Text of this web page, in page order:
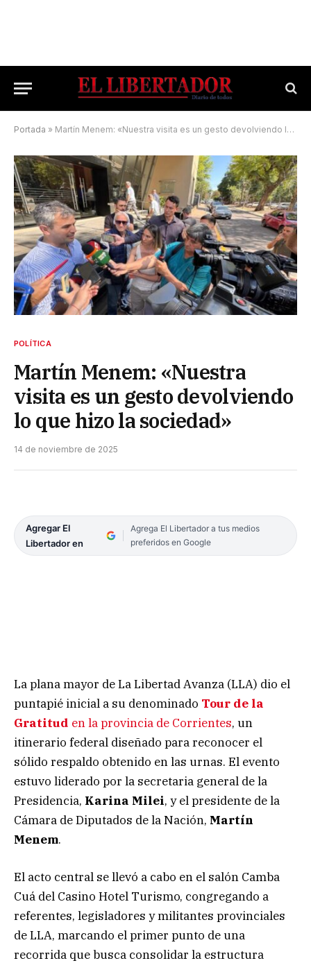
Portada » Martín Menem: «Nuestra visita es un gesto devolviendo lo que hizo la sociedad»
POLÍTICA
Martín Menem: «Nuestra
visita es un gesto devolviendo
lo que hizo la sociedad»
14 de noviembre de 2025
Agregar El
Libertador en
Agrega El Libertador a tus medios
preferidos en Google
La plana mayor de La Libertad Avanza (LLA) dio el
puntapié inicial a su denominado Tour de la
Gratitud en la provincia de Corrientes, un
itinerario federal diseñado para reconocer el
sólido respaldo obtenido en las urnas. El evento
estuvo liderado por la secretaria general de la
Presidencia, Karina Milei, y el presidente de la
Cámara de Diputados de la Nación, Martín
Menem.
El acto central se llevó a cabo en el salón Camba
Cuá del Casino Hotel Turismo, congregando a
referentes, legisladores y militantes provinciales
de LLA, marcando el primer punto de una
recorrida que busca consolidar la estructura